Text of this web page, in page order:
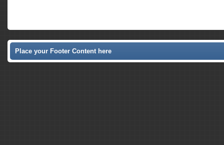
Place your Footer Content here